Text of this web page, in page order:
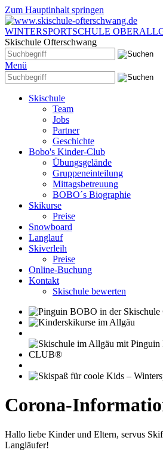
Zum Hauptinhalt springen
WINTERSPORTSCHULE
Skischule Ofterschwang
Menü
Skischule
Team
Jobs
Partner
Geschichte
Bobo's Kinder-Club
Übungsgelände
Gruppeneinteilung
Mittagsbetreuung
BOBO´s Biographie
Skikurse
Preise
Snowboard
Langlauf
Skiverleih
Preise
Online-Buchung
Kontakt
Skischule bewerten
Corona-
Hallo liebe Kinder und Eltern, servus
Langläufer!